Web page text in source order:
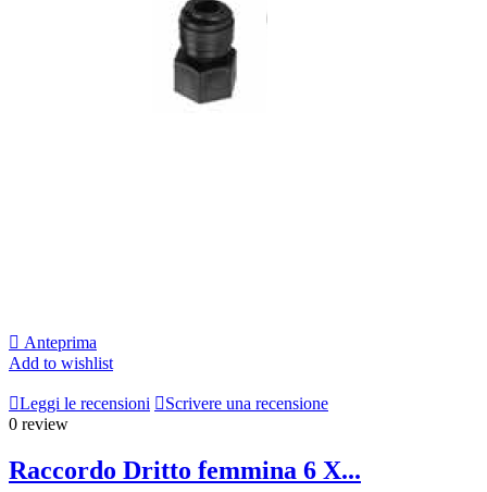
 Anteprima
Add to wishlist
Leggi le recensioni Scrivere una recensione
0 review
Raccordo Dritto femmina 6 X...